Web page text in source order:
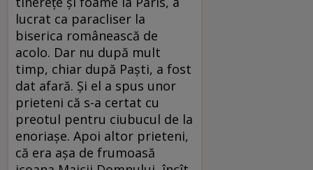
lucrat ca paracliser la
biserica românească de
acolo. Dar nu după mult
timp, chiar după Paști, a fost
dat afară. Și el a spus unor
prieteni că s-a certat cu
preotul pentru ciubucul de la
enoriașe. Apoi altor prieteni,
că era așa de frumoasă